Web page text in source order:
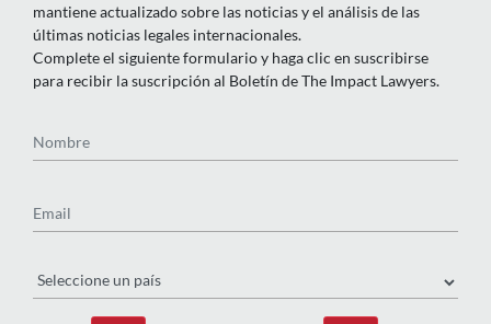
mantiene actualizado sobre las noticias y el análisis de las
últimas noticias legales internacionales.
Complete el siguiente formulario y haga clic en suscribirse
para recibir la suscripción al Boletín de The Impact Lawyers.